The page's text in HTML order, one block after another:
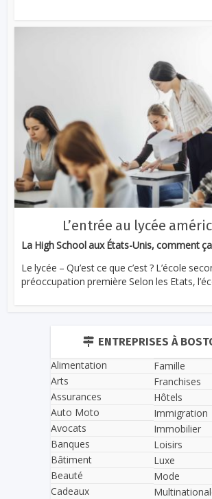
L’entrée au lycée
La High School aux États-Unis, comment
Le lycée – Qu’est ce que c’est ? L’école
préoccupation première Selon les Etats,
ENTREPRISES À
Alimentation
Arts
Assurances
Auto Moto
Avocats
Banques
Bâtiment
Beauté
Cadeaux
Famille
Franchises
Hôtels
Immigration
Immobilier
Loisirs
Luxe
Mode